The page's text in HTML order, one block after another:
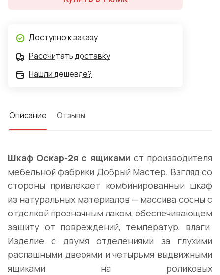
дополнительно за счет антресоли, можно заказать
Доступно к заказу
Рассчитать доставку
Нашли дешевле?
Описание Отзывы
Шкаф Оскар-2я с ящиками от производителя
мебельной фабрики Добрый Мастер. Взгляд со
стороны привлекает комбинированный шкаф
из натуральных материалов — массива сосны с
отделкой прозначным лаком, обеспечивающем
защиту от повреждений, температур, влаги.
Изделие с двумя отделениями за глухими
распашными дверями и четырьмя выдвижными
ящиками на роликовых